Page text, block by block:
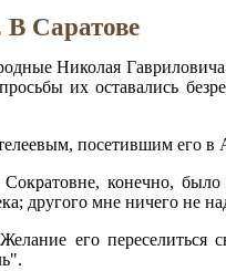
Саратове
Николая
их оставались
посетившим его в
конечно,
другого мне ничего не
его переселиться